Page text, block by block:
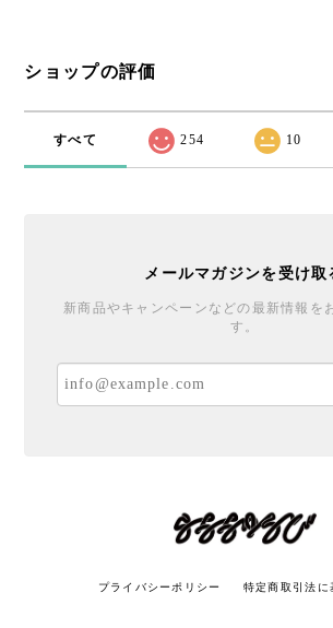
ショップの評価
すべて 254 10
メールマガジンを受け取
新商品やキャンペーンなどの最新情報を
す。
プライバシーポリシー 特定商取引法に